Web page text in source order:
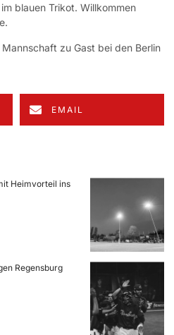
blauen Trikot. Willkommen
zu Gast bei den Berlin
EMAIL
Heimvorteil ins
Regensburg